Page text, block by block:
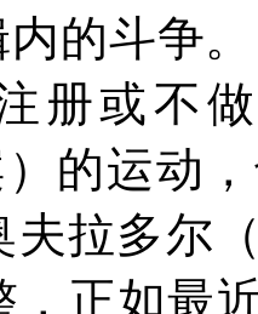
的斗争。
册或不
）的运动
夫拉多尔
，正如最